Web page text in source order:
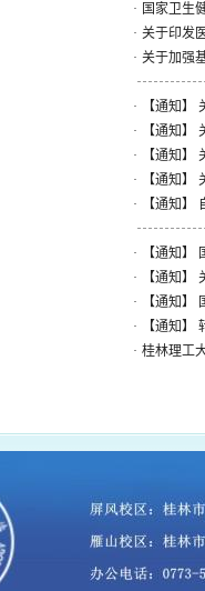
· 国家卫生
· 关于印发
· 关于加强
· 【通知】
·
【通知】
·
【通知】
·
【通知
·
【通知
· 【通知】
·
【通知】
·
【通知】
·
【通知
· 桂林理工